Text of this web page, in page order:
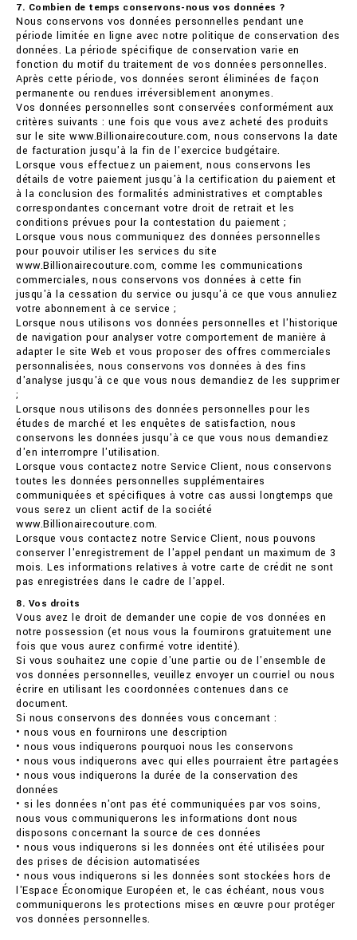
7. Combien de temps conservons-nous vos données ?
Nous conservons vos données personnelles pendant une
période limitée en ligne avec notre politique de conservation des
données. La période spécifique de conservation varie en
fonction du motif du traitement de vos données personnelles.
Après cette période, vos données seront éliminées de façon
permanente ou rendues irréversiblement anonymes.
Vos données personnelles sont conservées conformément aux
critères suivants : une fois que vous avez acheté des produits
sur le site www.Billionairecouture.com, nous conservons la date
de facturation jusqu'à la fin de l'exercice budgétaire.
Lorsque vous effectuez un paiement, nous conservons les
détails de votre paiement jusqu'à la certification du paiement et
à la conclusion des formalités administratives et comptables
correspondantes concernant votre droit de retrait et les
conditions prévues pour la contestation du paiement ;
Lorsque vous nous communiquez des données personnelles
pour pouvoir utiliser les services du site
www.Billionairecouture.com, comme les communications
commerciales, nous conservons vos données à cette fin
jusqu'à la cessation du service ou jusqu'à ce que vous annuliez
votre abonnement à ce service ;
Lorsque nous utilisons vos données personnelles et l'historique
de navigation pour analyser votre comportement de manière à
adapter le site Web et vous proposer des offres commerciales
personnalisées, nous conservons vos données à des fins
d'analyse jusqu'à ce que vous nous demandiez de les supprimer
;
Lorsque nous utilisons des données personnelles pour les
études de marché et les enquêtes de satisfaction, nous
conservons les données jusqu'à ce que vous nous demandiez
d'en interrompre l'utilisation.
Lorsque vous contactez notre Service Client, nous conservons
toutes les données personnelles supplémentaires
communiquées et spécifiques à votre cas aussi longtemps que
vous serez un client actif de la société
www.Billionairecouture.com.
Lorsque vous contactez notre Service Client, nous pouvons
conserver l'enregistrement de l'appel pendant un maximum de 3
mois. Les informations relatives à votre carte de crédit ne sont
pas enregistrées dans le cadre de l'appel.
8. Vos droits
Vous avez le droit de demander une copie de vos données en
notre possession (et nous vous la fournirons gratuitement une
fois que vous aurez confirmé votre identité).
Si vous souhaitez une copie d'une partie ou de l'ensemble de
vos données personnelles, veuillez envoyer un courriel ou nous
écrire en utilisant les coordonnées contenues dans ce
document.
Si nous conservons des données vous concernant :
• nous vous en fournirons une description
• nous vous indiquerons pourquoi nous les conservons
• nous vous indiquerons avec qui elles pourraient être partagées
• nous vous indiquerons la durée de la conservation des
données
• si les données n'ont pas été communiquées par vos soins,
nous vous communiquerons les informations dont nous
disposons concernant la source de ces données
• nous vous indiquerons si les données ont été utilisées pour
des prises de décision automatisées
• nous vous indiquerons si les données sont stockées hors de
l'Espace Économique Européen et, le cas échéant, nous vous
communiquerons les protections mises en œuvre pour protéger
vos données personnelles.